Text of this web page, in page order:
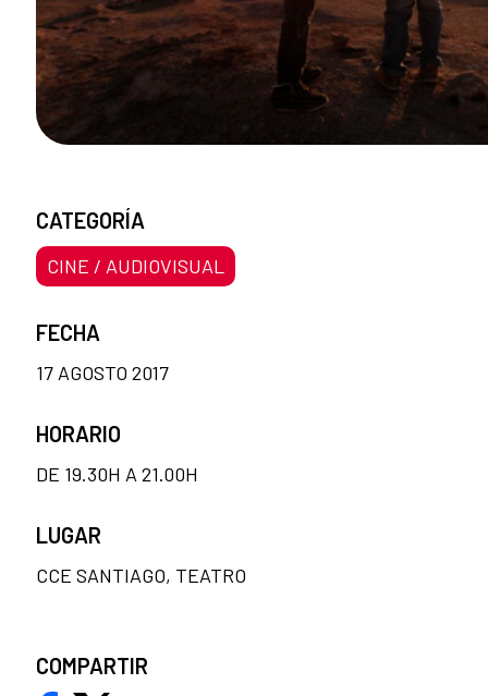
CATEGORÍA
CINE / AUDIOVISUAL
FECHA
17 AGOSTO 2017
HORARIO
DE 19.30H A 21.00H
LUGAR
CCE SANTIAGO, TEATRO
COMPARTIR